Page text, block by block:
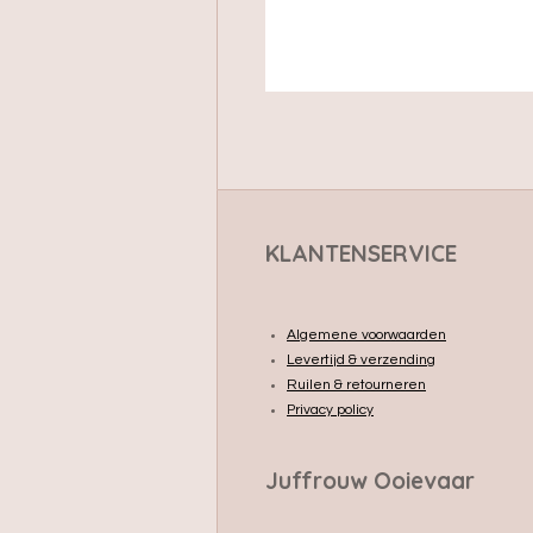
KLANTENSERVICE
Algemene voorwaarden
Levertijd & verzending
Ruilen & retourneren
Privacy policy
Juffrouw Ooievaar